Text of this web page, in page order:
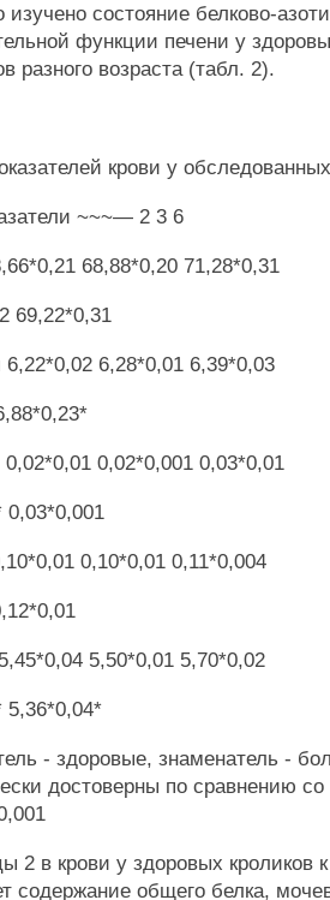
состояние белково-
функции печени у
разного возраста (табл. 2).
крови у
~~~— 2 3 6
68,88*0,20 71,28*0,31
69,22*0,31
6,28*0,01 6,39*0,03
0,02*0,001 0,03*0,01
0,03*0,001
0,10*0,01 0,11*0,004
5,50*0,01 5,70*0,02
5,36*0,04*
- здоровые, знаменатель -
достоверны по сравнению
2 в крови у здоровых кроликов
содержание общего белка,